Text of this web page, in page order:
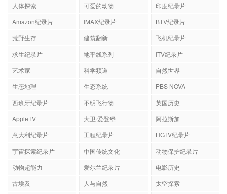
人体探索
可爱的动物
印度纪录片
Amazon纪录片
IMAX纪录片
BTV纪录片
荒野生存
建筑翻新
飞机纪录片
求生纪录片
地平线系列
ITV纪录片
艺术家
科学频道
自然世界
生态地理
生态系统
PBS NOVA
西班牙纪录片
不明飞行物
英国历史
AppleTV
大卫·爱登堡
阿拉斯加
意大利纪录片
工程纪录片
HGTV纪录片
宇宙探索纪录片
中国传统文化
动物保护纪录片
动物超能力
爱尔兰纪录片
电影历史
古埃及
人与自然
太空探索